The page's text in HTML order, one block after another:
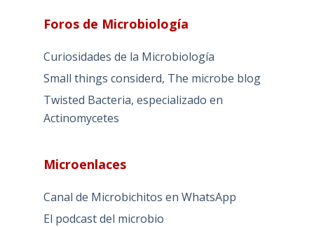
Foros de Microbiología
Curiosidades de la Microbiología
Small things considerd, The microbe blog
Twisted Bacteria, especializado en
Actinomycetes
Microenlaces
Canal de Microbichitos en WhatsApp
El podcast del microbio